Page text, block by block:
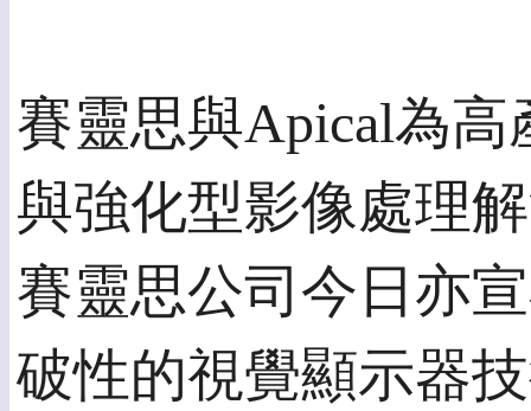
賽靈思與Apical為
與強化型影像處理
賽靈思公司今日亦
破性的視覺顯示器